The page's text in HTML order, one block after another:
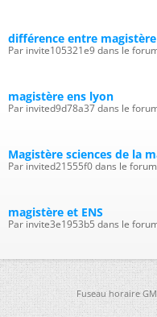
différence entre
Par invite105321e9 dans le
magistère ens lyon
Par invited9d78a37 dans le
Magistère sciences de la
Par invited21555f0 dans le
magistère et ENS
Par invite3e1953b5 dans le
Fuseau horaire